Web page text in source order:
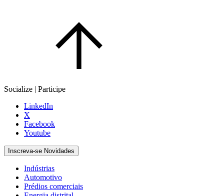
Socialize | Participe
LinkedIn
X
Facebook
Youtube
Inscreva-se Novidades
Indústrias
Automotivo
Prédios comerciais